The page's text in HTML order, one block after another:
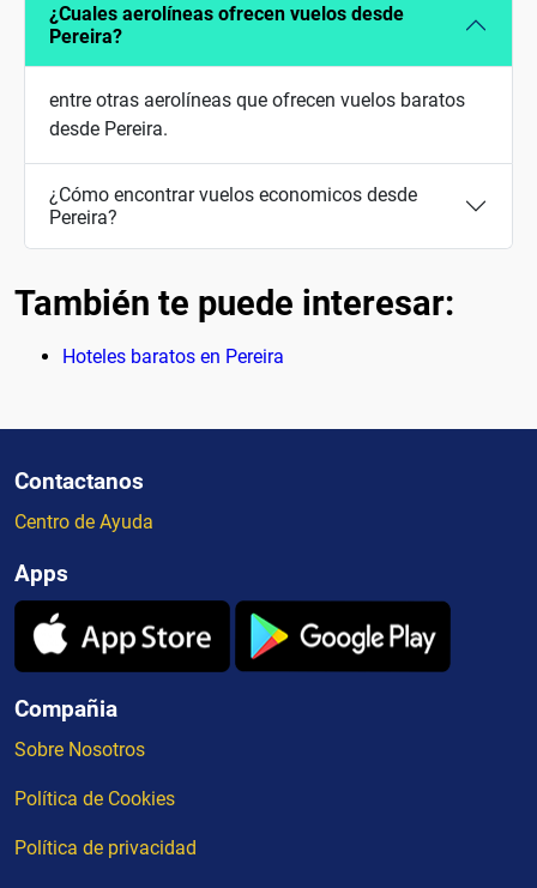
¿Cuales aerolíneas ofrecen vuelos desde
Pereira?
entre otras aerolíneas que ofrecen vuelos baratos
desde Pereira.
¿Cómo encontrar vuelos economicos desde
Pereira?
También te puede interesar:
Hoteles baratos en Pereira
Contactanos
Centro de Ayuda
Apps
Compañia
Sobre Nosotros
Política de Cookies
Política de privacidad